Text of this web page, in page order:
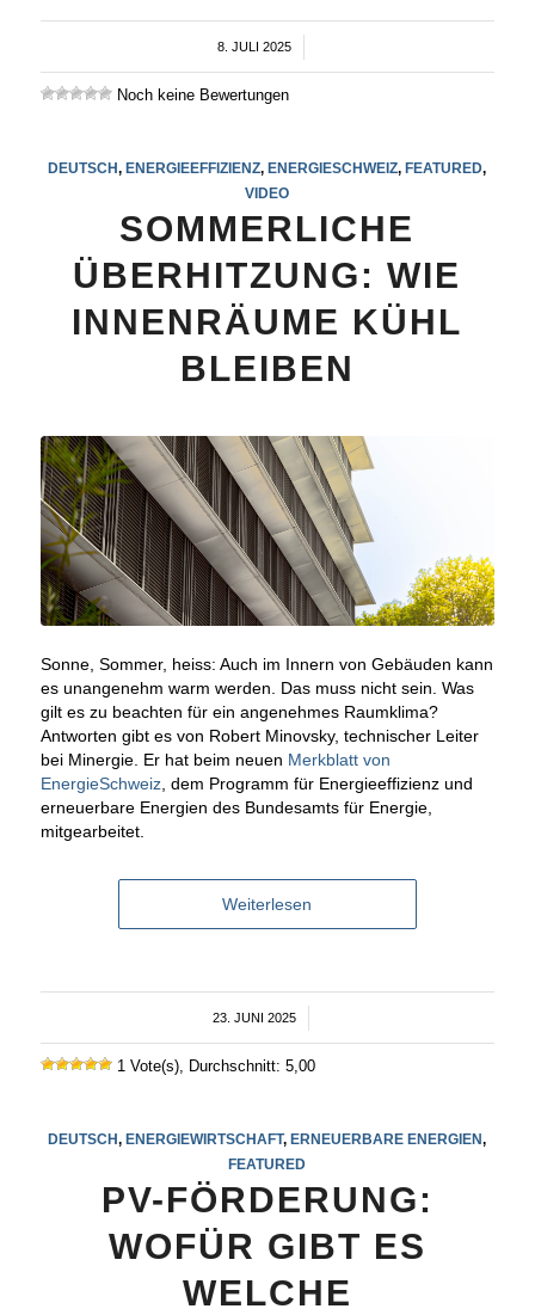
8. JULI 2025
Noch keine Bewertungen
DEUTSCH ,ENERGIEEFFIZIENZ ,ENERGIESCHWEIZ ,FEATURED
VIDEO
SOMMERLICHE
ÜBERHITZUNG: WIE
INNENRÄUME KÜHL
BLEIBEN
Sonne, Sommer, heiss: Auch im Innern von Gebäuden kann
es unangenehm warm werden. Das muss nicht sein. Was
gilt es zu beachten für ein angenehmes Raumklima?
Antworten gibt es von Robert Minovsky, technischer Leiter
bei Minergie. Er hat beim neuen Merkblatt von
EnergieSchweiz, dem Programm für Energieeffizienz und
erneuerbare Energien des Bundesamts für Energie,
mitgearbeitet.
Weiterlesen
23. JUNI 2025
/
1 Vote(s), Durchschnitt: 5,00
DEUTSCH, ENERGIEWIRTSCHAFT, ERNEUERBARE ENERGIEN,
FEATURED
PV-FÖRDERUNG:
WOFÜR GIBT ES
WELCHE